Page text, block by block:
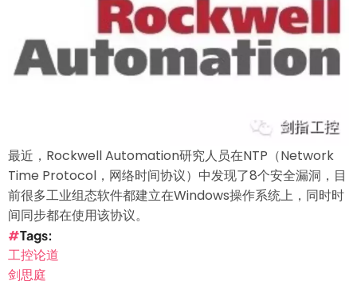
最近，Rockwell Automation研究人员在NTP（Network
Time Protocol，网络时间协议）中发现了8个安全漏洞，目
前很多工业组态软件都建立在Windows操作系统上，同时时
间同步都在使用该协议。
Tags
工控论道
剑思庭